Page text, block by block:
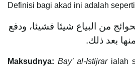
Definisi bagi akad ini adalah
من البياع شيئا فشيئا، ودفع
بعد ذلك.
Maksudnya: Bay’ al-Istijrarialah